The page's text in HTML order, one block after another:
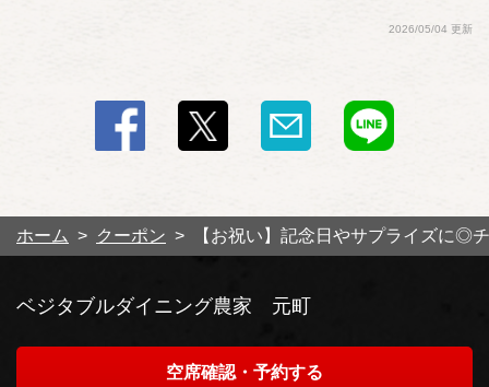
2026/05/04 更新
ホーム クーポン 【お祝い】記念日やサプライズに◎
ベジタブルダイニング農家 元町
空席確認・予約する